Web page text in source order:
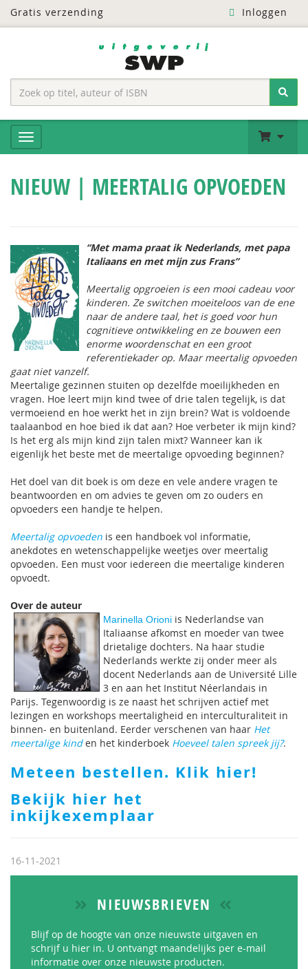
Gratis verzending Inloggen
NIEUW | MEERTALIG OPVOEDEN
“Met mama praat ik Nederlands, met papa
Italiaans en met mijn zus Frans”
Meertalig opgroeien is een mooi cadeau voor
kinderen. Ze switchen moeiteloos van de ene
naar de andere taal, het is goed voor hun
cognitieve ontwikkeling en ze bouwen een
enorme woordenschat en een groot
referentiekader op. Maar meertalig opvoeden
gaat niet vanzelf.
Meertalige gezinnen stuiten op dezelfde moeilijkheden en
vragen. Hoe leert mijn kind twee of drie talen tegelijk, is dat
vermoeiend en hoe werkt het in zijn brein? Wat is voldoende
taalaanbod en hoe bied ik dat aan? Hoe verbeter ik mijn kind?
Is het erg als mijn kind zijn talen mixt? Wanneer kan ik
eigenlijk het beste met de meertalige opvoeding beginnen?
Het doel van dit boek is om deze en vele andere vragen te
beantwoorden en om advies te geven om zo ouders en
opvoeders een handje te helpen.
Meertalig opvoeden is een handboek vol informatie,
anekdotes en wetenschappelijke weetjes over meertalig
opvoeden. Een must voor iedereen die meertalige kinderen
opvoedt.
Over de auteur
Marinella Orioni is Nederlandse van
Italiaanse afkomst en moeder van twee
drietalige dochters. Na haar studie
Nederlands werkte zij onder meer als
docent Nederlands aan de Université Lille
3 en aan het Institut Néerlandais in
Parijs. Tegenwoordig is ze naast het schrijven actief met
lezingen en workshops meertaligheid en interculturaliteit in
binnen- en buitenland. Eerder verschenen van haar Het
meertalige kinden het kinderboek Hoeveel talen spreek jij?.
Meteen bestellen. Klik hier!
Bekijk hier het
inkijkexemplaar
16-11-2021
NIEUWSBRIEVEN
Blijf op de hoogte van onze nieuwste uitgaven en
schrijf u hier in. U ontvangt maandelijks per e-mail
informatie over onze nieuwste producten.